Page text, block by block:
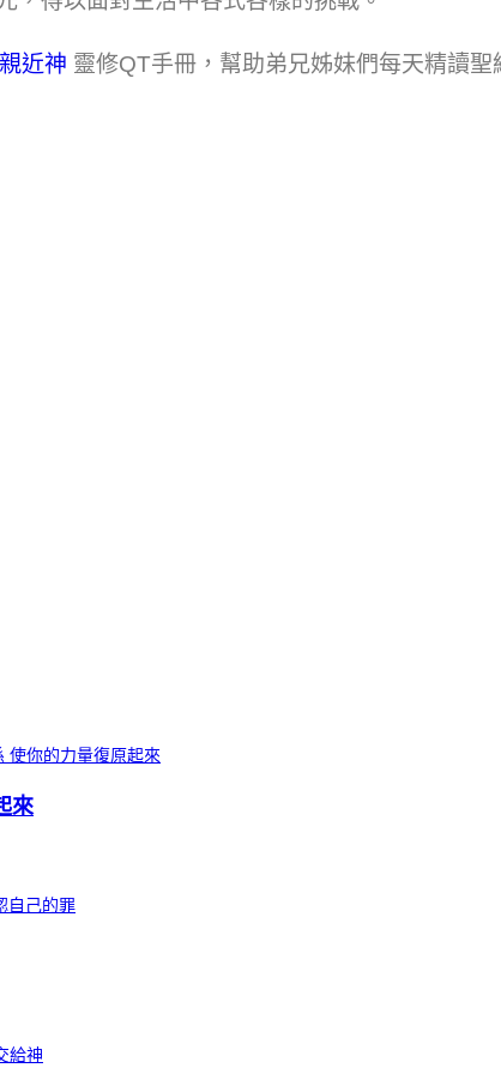
近神​ 靈修QT手冊，幫助弟兄姊妹們每天精讀
來